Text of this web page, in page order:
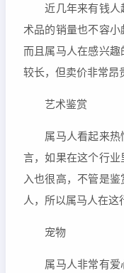
近几年来有钱人越
术品的销量也不容
而且属马人在感兴
较长，但卖价非常昂
艺术鉴赏
属马人看起来热情
言，如果在这个行
入也很高，不管是
人，所以属马人在这
宠物
属马人非常有爱心